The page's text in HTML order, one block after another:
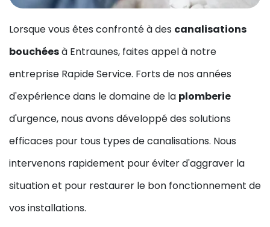
Lorsque vous êtes confronté à des canalisations
bouchéesà Entraunes, faites appel à notre
entreprise Rapide Service. Forts de nos années
d'expérience dans le domaine de la plomberie
d'urgence, nous avons développé des solutions
efficaces pour tous types de canalisations. Nous
intervenons rapidement pour éviter d'aggraver la
situation et pour restaurer le bon fonctionnement de
vos installations.